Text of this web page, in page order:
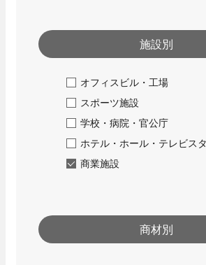
施設別
オフィスビル・工場
スポーツ施設
学校・病院・官公庁
ホテル・ホール・テレビス
商業施設
商材別
- AV音響機器
- 太陽光発電システム
- 蓄電池システム
カスタマーサービス
- 緊急対応
先輩社員インタビ
事務系総合職
働く環境